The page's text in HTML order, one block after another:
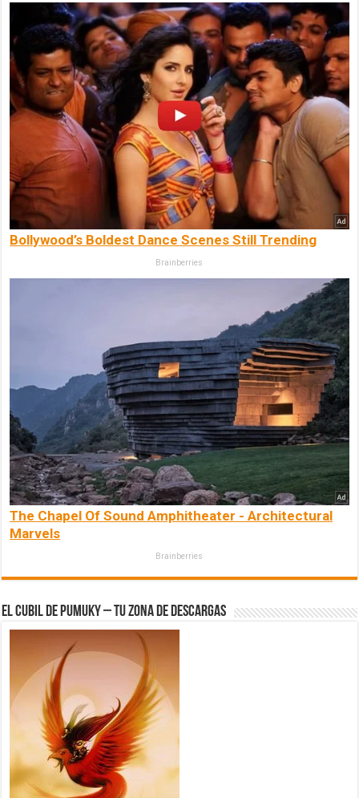
Bollywood’s Boldest Dance Scenes Still Trending
Brainberries
The Chapel Of Sound Amphitheater - Architectural
Marvels
Brainberries
El Cubil de Pumuky – Tu zona de Descargas